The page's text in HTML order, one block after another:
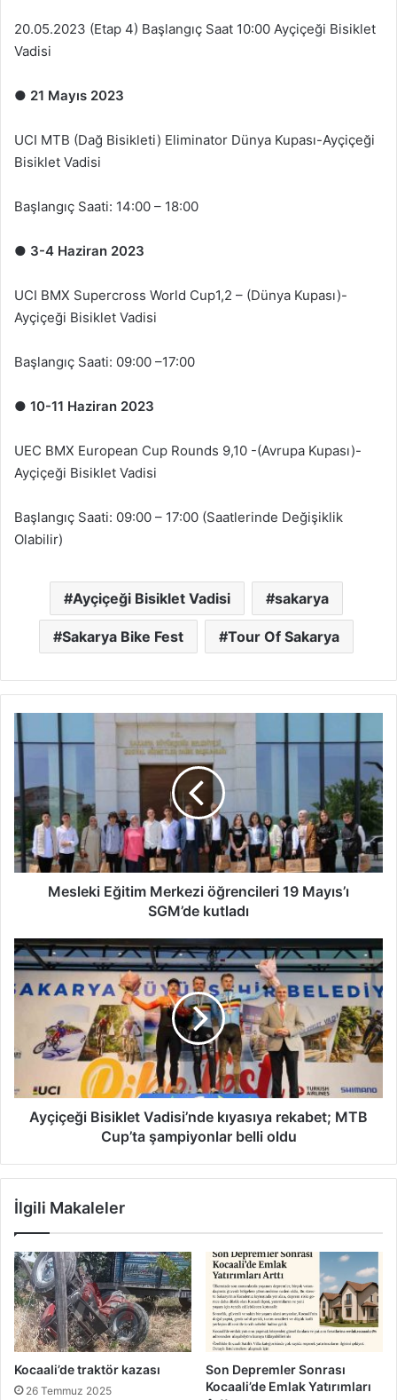
20.05.2023 (Etap 4) Başlangıç Saat 10:00 Ayçiçeği Bisiklet
Vadisi
● 21 Mayıs 2023
UCI MTB (Dağ Bisikleti) Eliminator Dünya Kupası-Ayçiçeği
Bisiklet Vadisi
Başlangıç Saati: 14:00 – 18:00
● 3-4 Haziran 2023
UCI BMX Supercross World Cup1,2 – (Dünya Kupası)-
Ayçiçeği Bisiklet Vadisi
Başlangıç Saati: 09:00 –17:00
● 10-11 Haziran 2023
UEC BMX European Cup Rounds 9,10 -(Avrupa Kupası)-
Ayçiçeği Bisiklet Vadisi
Başlangıç Saati: 09:00 – 17:00 (Saatlerinde Değişiklik
Olabilir)
Ayçiçeği Bisiklet Vadisi sakarya
Sakarya Bike Fest Tour Of Sakarya
Mesleki
Eğitim
Merkezi
öğrencileri
19
Mayıs’ı
SGM’de
kutladı
Mesleki Eğitim Merkezi öğrencileri 19 Mayıs’ı
SGM’de kutladı
Ayçiçeği
Bisiklet
Vadisi’nde
kıyasıya
rekabet;
Cup’ta
belli
olduAyçiçeği Bisiklet Vadisi’nde kıyasıya rekabet; MTB
Cup’ta şampiyonlar belli oldu
İlgili Makaleler
Kocaali’de traktör kazası
26 Temmuz 2025
Son Depremler Sonrası
Kocaali’de Emlak Yatırımları